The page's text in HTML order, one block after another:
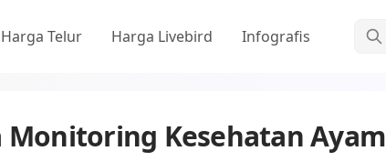
Cari
Harga Telur Harga Livebird Infografis
Monitoring Kesehatan Ayam